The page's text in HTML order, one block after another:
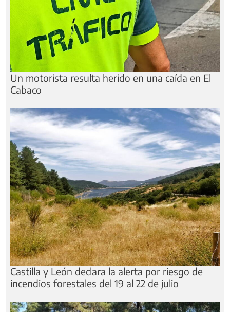
Un motorista resulta herido en una caída en El
Cabaco
Castilla y León declara la alerta por riesgo de
incendios forestales del 19 al 22 de julio